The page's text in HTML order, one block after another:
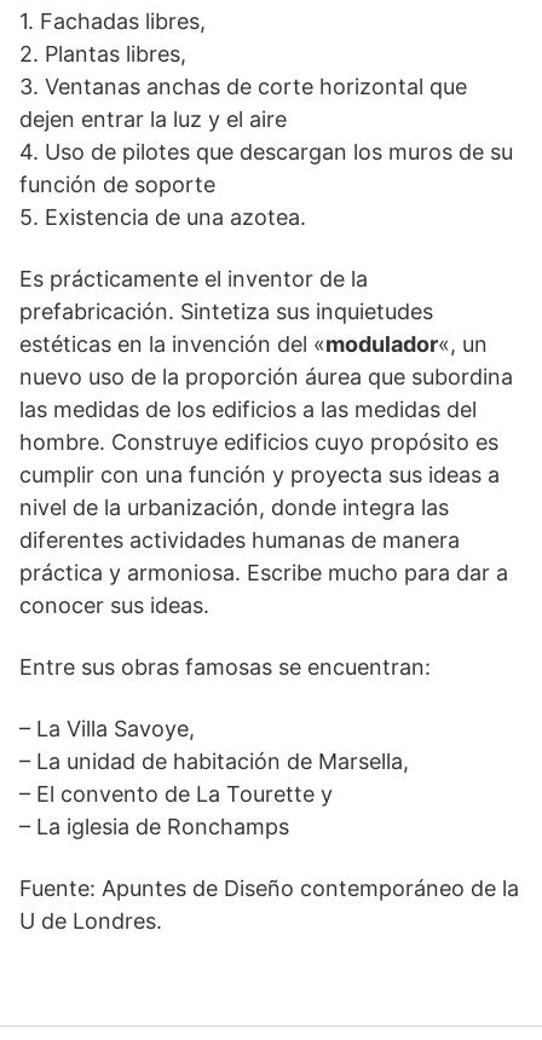
1. Fachadas libres,
2. Plantas libres,
3. Ventanas anchas de corte horizontal que
dejen entrar la luz y el aire
4. Uso de pilotes que descargan los muros de su
función de soporte
5. Existencia de una azotea.
Es prácticamente el inventor de la
prefabricación. Sintetiza sus inquietudes
estéticas en la invención del «modulador«, un
nuevo uso de la proporción áurea que subordina
las medidas de los edificios a las medidas del
hombre. Construye edificios cuyo propósito es
cumplir con una función y proyecta sus ideas a
nivel de la urbanización, donde integra las
diferentes actividades humanas de manera
práctica y armoniosa. Escribe mucho para dar a
conocer sus ideas.
Entre sus obras famosas se encuentran:
– La Villa Savoye,
– La unidad de habitación de Marsella,
– El convento de La Tourette y
– La iglesia de Ronchamps
Fuente: Apuntes de Diseño contemporáneo de la
U de Londres.